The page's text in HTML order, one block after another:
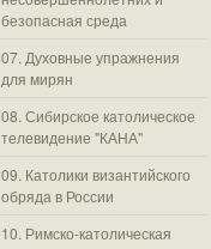
безопасная среда
07. Духовные упражнения
для мирян
08. Сибирское католическое
телевидение "КАНА"
09. Католики византийского
обряда в России
10. Римско-католическая